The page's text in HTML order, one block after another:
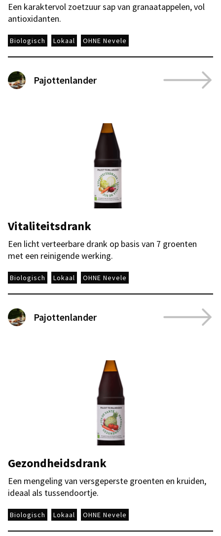
Een karaktervol zoetzuur sap van granaatappelen, vol
antioxidanten.
Biologisch Lokaal OHNE Nevele
Pajottenlander
Vitaliteitsdrank
Een licht verteerbare drank op basis van 7 groenten
met een reinigende werking.
Biologisch Lokaal OHNE Nevele
Pajottenlander
Gezondheidsdrank
Een mengeling van versgeperste groenten en kruiden,
ideaal als tussendoortje.
Biologisch Lokaal OHNE Nevele